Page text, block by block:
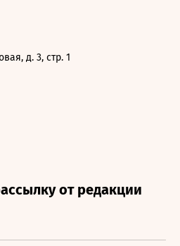
д. 3, стр. 1